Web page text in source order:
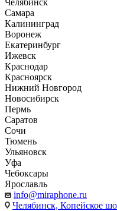
Челябинск
Самара
Калининград
Воронеж
Екатеринбург
Ижевск
Краснодар
Красноярск
Нижний Новгород
Новосибирск
Пермь
Саратов
Сочи
Тюмень
Ульяновск
Уфа
Чебоксары
Ярославль
info@miraphone.ru
Челябинск, Копейское